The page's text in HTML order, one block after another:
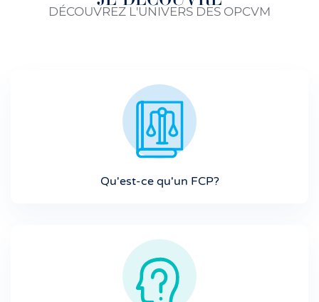
DÉCOUVREZ L'UNIVERS DES OPCVM
Qu'est-ce qu'un FCP?